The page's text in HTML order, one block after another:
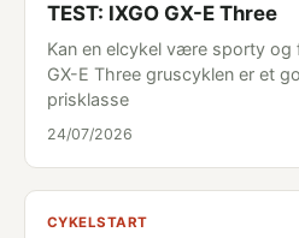
TEST: IXGO GX-E Three
Kan en elcykel være sporty og
GX-E Three gruscyklen er et
prisklasse
24/07/2026
CYKELSTART